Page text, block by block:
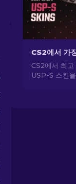
CS2에서 최
USP-S 스킨